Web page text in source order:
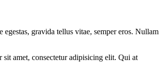
gravida tellus vitae, semper eros. Nullam
amet, consectetur adipisicing elit. Qui at